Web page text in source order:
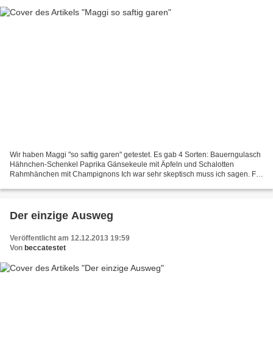
Wir haben Maggi "so saftig garen" getestet. Es gab 4 Sorten: Bauerngulasch
Hähnchen-Schenkel Paprika Gänsekeule mit Äpfeln und Schalotten
Rahmhänchen mit Champignons Ich war sehr skeptisch muss ich sagen. Für
Der einzige Ausweg
Veröffentlicht am 12.12.2013 19:59
Von beccatestet